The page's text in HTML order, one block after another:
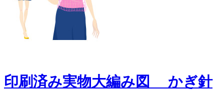
印刷済み実物大編み図 かぎ針